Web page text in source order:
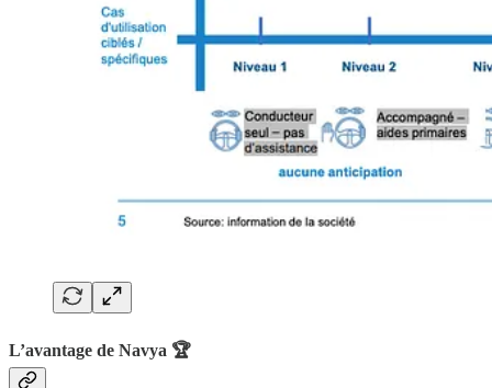
L’avantage de Navya 🏆